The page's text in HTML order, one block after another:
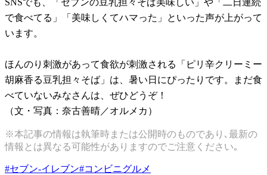
SNSでも、「セブンの豆乳担々そば美味しい」や「二日連続
で食べてる」「美味しくてハマった」といった声が上がって
います。
ほんのり刺激があって食欲が刺激される「ピリ辛クリーミー
胡麻香る豆乳担々そば」は、暑い日にぴったりです。まだ食
べていないみなさんは、ぜひどうぞ！
（文・写真：奈古善晴／オルメカ）
※本記事の情報は執筆時または公開時のものであり､最新の
情報とは異なる可能性がありますのでご注意ください｡
#セブン-イレブン#コンビニグルメ